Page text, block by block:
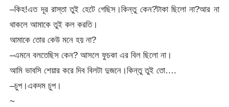
–কিহ!এত দূর রাস্তা তুই হেটে গেছিস।কিন্তু কেন?টাকা ছিলো না?আর না
থাকলে আমাকে তুই কল করতি।
আমাকে তোর কেউ মনে হয় না?
–এমনে বলতেছিস কেন? আসলে ফুচকা এর বিল ছিলো না।
আমি ভাবসি শেয়ার করে দিব বিলটা দুজনে।কিন্তু তুই তো….
–চুপ।একদম চুপ।
~